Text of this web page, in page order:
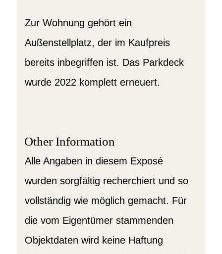
Zur Wohnung gehört ein
Außenstellplatz, der im Kaufpreis
bereits inbegriffen ist. Das Parkdeck
wurde 2022 komplett erneuert.
Other Information
Alle Angaben in diesem Exposé
wurden sorgfältig recherchiert und so
vollständig wie möglich gemacht. Für
die vom Eigentümer stammenden
Objektdaten wird keine Haftung